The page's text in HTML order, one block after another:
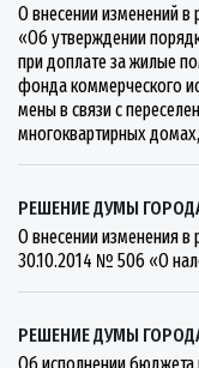
О внесении изменений
«Об утверждении
при доплате за жилые
фонда коммерческого
мены в связи с
многоквартирных
РЕШЕНИЕ ДУМЫ
О внесении изменения
30.10.2014 № 506 «О
РЕШЕНИЕ ДУМЫ
Об исполнении бюджета